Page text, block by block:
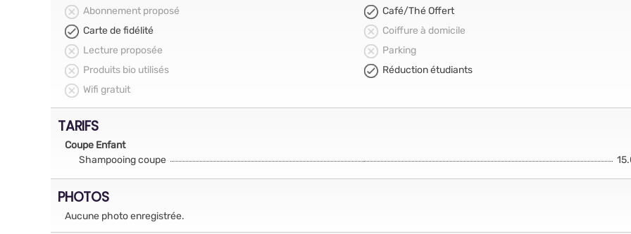
Abonnement proposé
Café/Thé Offert
Carte de fidélité
Coiffure à domicile
Lecture proposée
Parking
Produits bio utilisés
Réduction étudiants
Wifi gratuit
TARIFS
Coupe Enfant
Shampooing coupe
PHOTOS
Aucune photo enregistrée.